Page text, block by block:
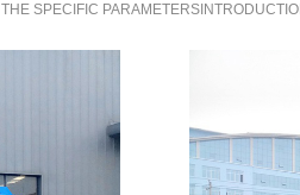
THE SPECIFIC